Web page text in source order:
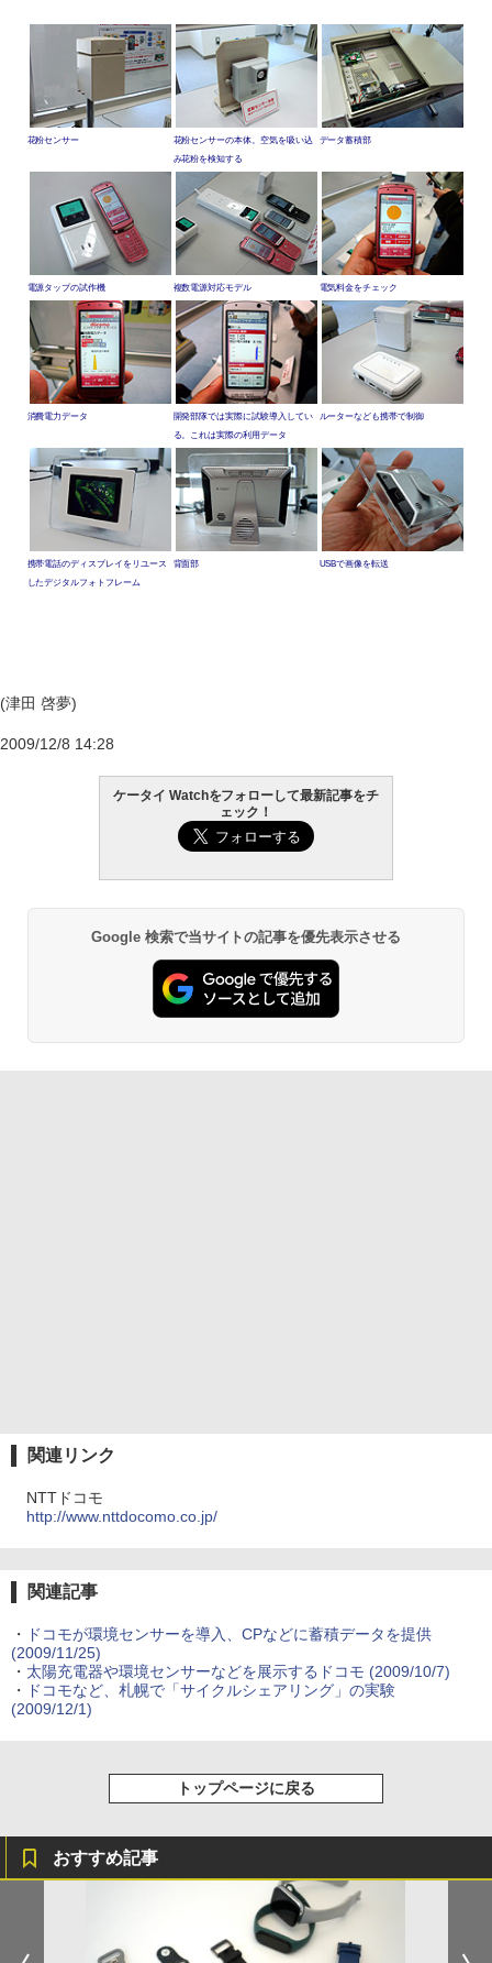
花粉センサー
花粉センサーの本体。空気を吸い込
み花粉を検知する
データ蓄積部
電源タップの試作機 複数電源対応モデル 電気料金をチェック
消費電力データ
開発部隊では実際に試験導入してい
る。これは実際の利用データ
ルーターなども携帯で制御
携帯電話のディスプレイをリユース
したデジタルフォトフレーム
背面部 USBで画像を転送
(津田 啓夢)
2009/12/8 14:28
ケータイ Watchをフォローして最新記事をチ
ェック！
Google 検索で当サイトの記事を優先表示させる
関連リンク
NTTドコモ
http://www.nttdocomo.co.jp/
関連記事
・
ドコモが環境センサーを導入、CPなどに蓄積データを提供
(2009/11/25)
・ 太陽充電器や環境センサーなどを展示するドコモ (2009/10/7)
・
ドコモなど、札幌で「サイクルシェアリング」の実験
(2009/12/1)
トップページに戻る
おすすめ記事